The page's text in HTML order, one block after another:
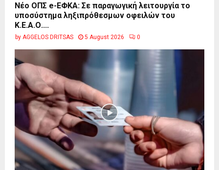
Νέο ΟΠΣ e-ΕΦΚΑ: Σε παραγωγική λειτουργία το
υποσύστημα ληξιπρόθεσμων οφειλών του
Κ.Ε.Α.Ο....
by AGGELOS DRITSAS 5 August 2026 0